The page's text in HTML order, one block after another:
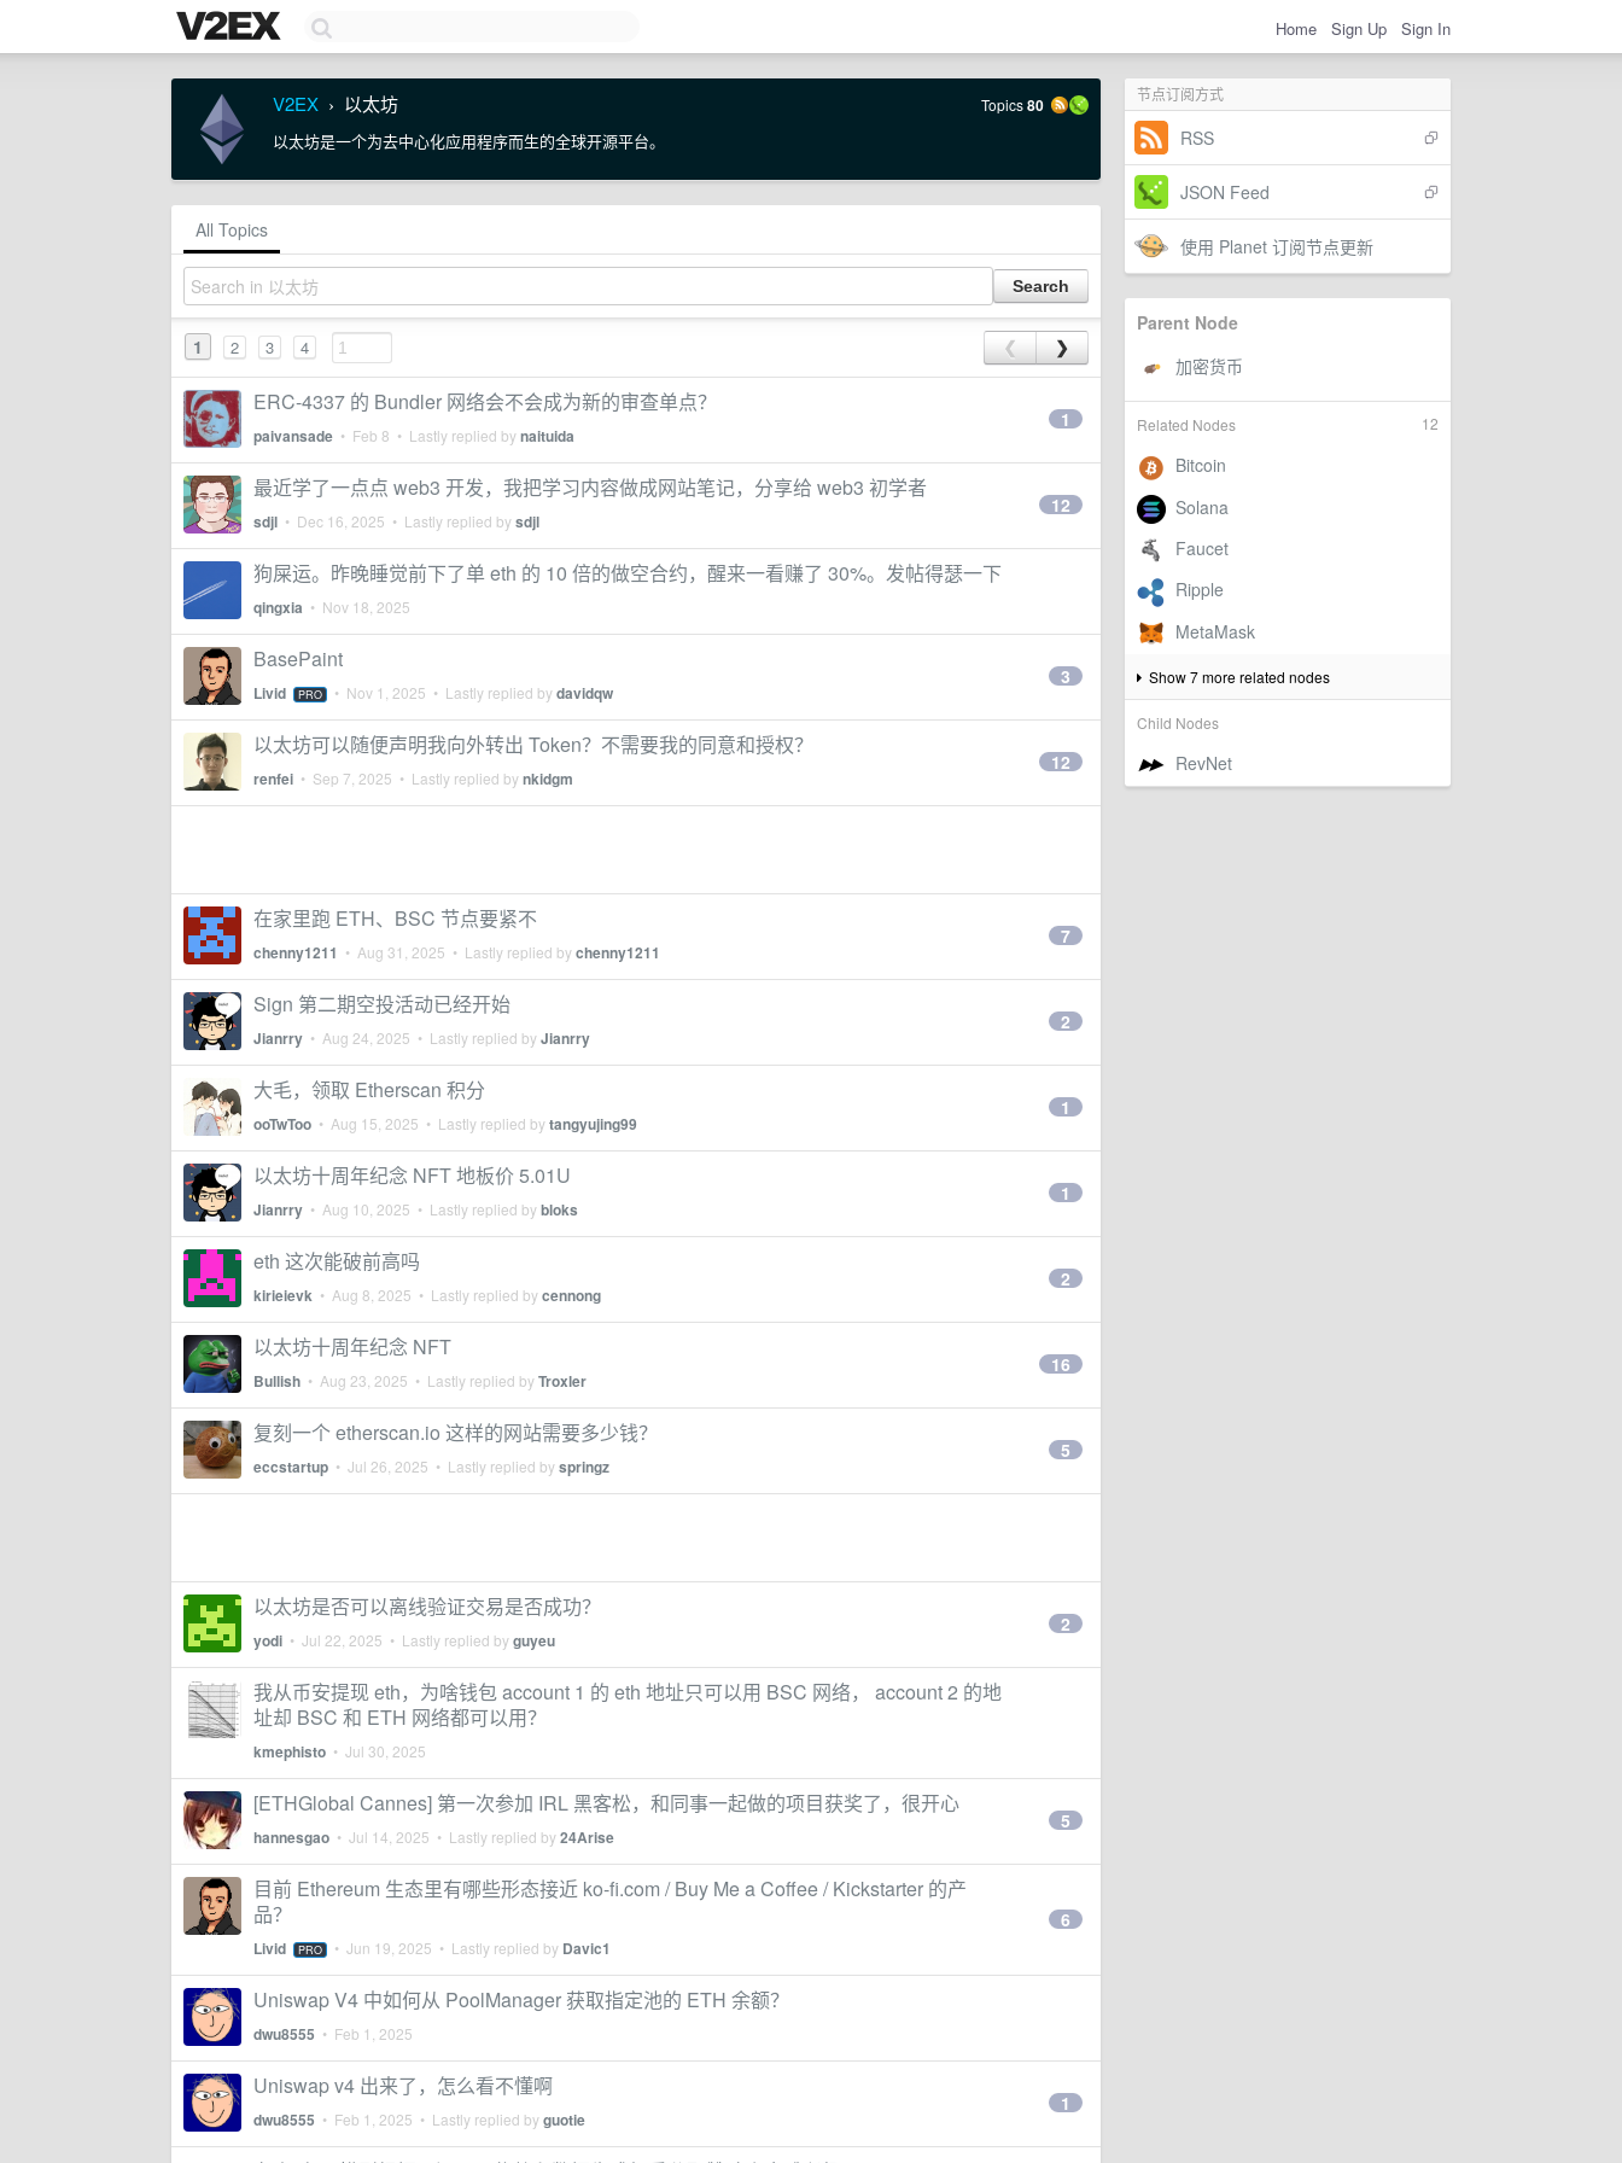
Home Sign Up Sign In
节点订阅方式
RSS
JSON Feed
使用 Planet 订阅节点更新
Parent Node
12
Related Nodes
Show 7 more related nodes
Child Nodes
V2EX › 以太坊 Topics80
以太坊是一个为去中心化应用程序而生的全球开源平台。
All Topics
1 2 3 4 ❮ ❯
ERC-4337 的 Bundler 网络会不会成为新的审查单点？
paivansade • Feb 8 • Lastly replied bynaituida
1
最近学了一点点 web3 开发，我把学习内容做成网站笔记，分享给 web3 初学者
sdjl • Dec 16, 2025 • Lastly replied bysdjl
12
狗屎运。昨晚睡觉前下了单 eth 的 10 倍的做空合约，醒来一看赚了 30%。发帖得瑟一下
qingxia • Nov 18, 2025
BasePaint
Livid PRO • Nov 1, 2025 • Lastly replied bydavidqw
3
以太坊可以随便声明我向外转出 Token？不需要我的同意和授权？
renfei • Sep 7, 2025 • Lastly replied bynkidgm
12
在家里跑 ETH、BSC 节点要紧不
chenny1211 • Aug 31, 2025 • Lastly replied bychenny1211
7
Sign 第二期空投活动已经开始
Jianrry • Aug 24, 2025 • Lastly replied byJianrry
2
大毛，领取 Etherscan 积分
ooTwToo • Aug 15, 2025 • Lastly replied bytangyujing99
1
以太坊十周年纪念 NFT 地板价 5.01U
Jianrry • Aug 10, 2025 • Lastly replied bybloks
1
eth 这次能破前高吗
kirieievk • Aug 8, 2025 • Lastly replied bycennong
2
以太坊十周年纪念 NFT
Bullish • Aug 23, 2025 • Lastly replied byTroxler
16
复刻一个 etherscan.io 这样的网站需要多少钱？
eccstartup • Jul 26, 2025 • Lastly replied byspringz
5
以太坊是否可以离线验证交易是否成功？
yodi • Jul 22, 2025 • Lastly replied byguyeu
2
我从币安提现 eth，为啥钱包 account 1 的 eth 地址只可以用 BSC 网络， account 2 的地
址却 BSC 和 ETH 网络都可以用？
kmephisto • Jul 30, 2025
[ETHGlobal Cannes] 第一次参加 IRL 黑客松，和同事一起做的项目获奖了，很开心
hannesgao • Jul 14, 2025 • Lastly replied by24Arise
5
目前 Ethereum 生态里有哪些形态接近 ko-fi.com / Buy Me a Coffee / Kickstarter 的产
品？
Livid PRO • Jun 19, 2025 • Lastly replied by Davic1
6
Uniswap V4 中如何从 PoolManager 获取指定池的 ETH 余额？
dwu8555 • Feb 1, 2025
Uniswap v4 出来了，怎么看不懂啊
dwu8555 • Feb 1, 2025 • Lastly replied byguotie
1